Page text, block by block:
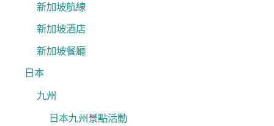
新加坡航線
新加坡酒店
新加坡餐廳
日本
九州
日本九州景點活動